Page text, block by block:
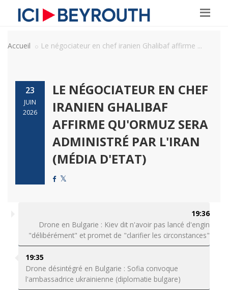
Accueil Le négociateur en chef iranien Ghalibaf affirme ...
23
JUIN
2026
LE NÉGOCIATEUR EN CHEF
IRANIEN GHALIBAF
AFFIRME QU'ORMUZ SERA
ADMINISTRÉ PAR L'IRAN
(MÉDIA D'ETAT)
19:36
Drone en Bulgarie : Kiev dit n'avoir pas lancé d'engin
"délibérément" et promet de "clarifier les circonstances"
19:35
Drone désintégré en Bulgarie : Sofia convoque
l'ambassadrice ukrainienne (diplomatie bulgare)